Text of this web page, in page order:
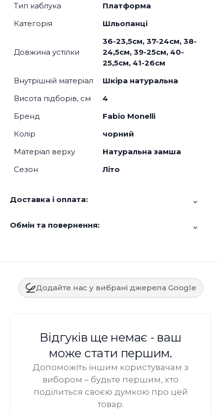
Тип каблука
Платформа
Категорія
Шльопанці
Довжина устілки
36-23,5см, 37-24см, 38-
24,5см, 39-25см, 40-
25,5см, 41-26см
Внутрішній матеріал
Шкіра натуральна
Висота підборів, см
4
Бренд
Fabio Monelli
Колір
чорний
Матеріал верху
Натуральна замша
Сезон
Літо
Доставка і оплата:
Обмін та повернення:
Додайте нас у вибрані джерела Google
Відгуків ще немає - ваш
може стати першим.
Допоможіть іншим користувачам з
вибором – будьте першим, хто
поділиться своєю думкою про цей
товар.